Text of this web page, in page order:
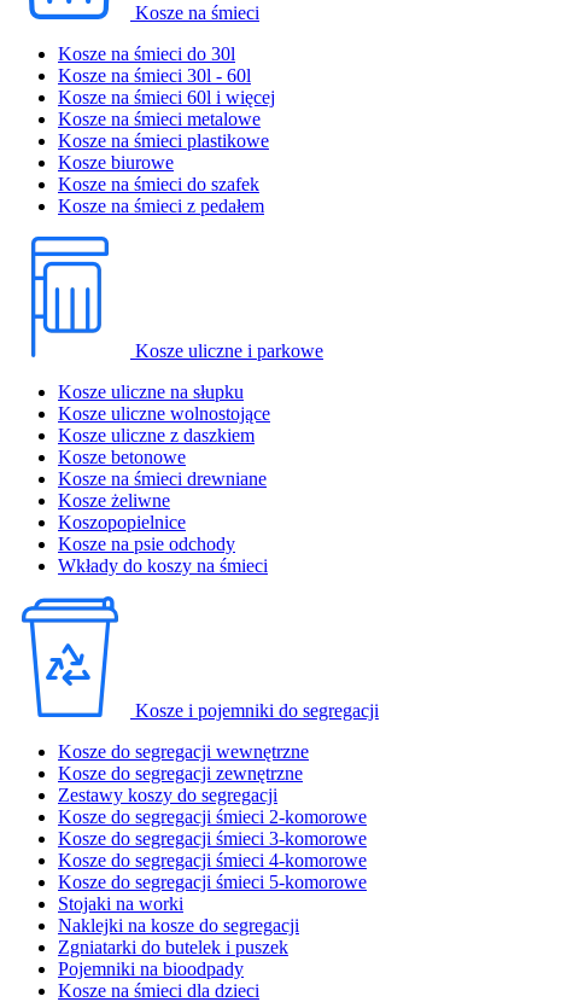
Kosze na śmieci
Kosze na śmieci do 30l
Kosze na śmieci 30l - 60l
Kosze na śmieci 60l i więcej
Kosze na śmieci metalowe
Kosze na śmieci plastikowe
Kosze biurowe
Kosze na śmieci do szafek
Kosze na śmieci z pedałem
Kosze uliczne i parkowe
Kosze uliczne na słupku
Kosze uliczne wolnostojące
Kosze uliczne z daszkiem
Kosze betonowe
Kosze na śmieci drewniane
Kosze żeliwne
Koszopopielnice
Kosze na psie odchody
Wkłady do koszy na śmieci
Kosze i pojemniki do segregacji
Kosze do segregacji wewnętrzne
Kosze do segregacji zewnętrzne
Zestawy koszy do segregacji
Kosze do segregacji śmieci 2-komorowe
Kosze do segregacji śmieci 3-komorowe
Kosze do segregacji śmieci 4-komorowe
Kosze do segregacji śmieci 5-komorowe
Stojaki na worki
Naklejki na kosze do segregacji
Zgniatarki do butelek i puszek
Pojemniki na bioodpady
Kosze na śmieci dla dzieci